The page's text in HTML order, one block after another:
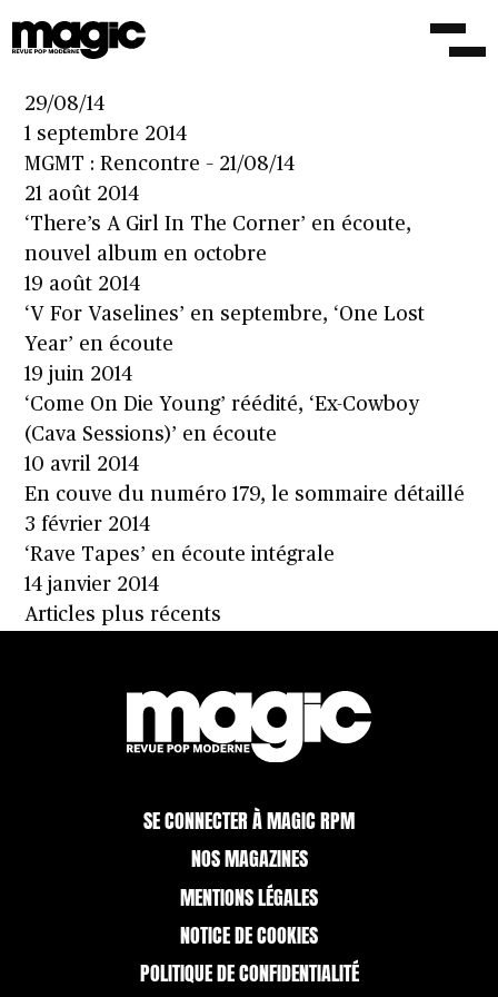
4 septembre 2014
29/08/14
1 septembre 2014
MGMT : Rencontre – 21/08/14
21 août 2014
‘There’s A Girl In The Corner’ en écoute,
nouvel album en octobre
19 août 2014
‘V For Vaselines’ en septembre, ‘One Lost
Year’ en écoute
19 juin 2014
‘Come On Die Young’ réédité, ‘Ex-Cowboy
(Cava Sessions)’ en écoute
10 avril 2014
En couve du numéro 179, le sommaire détaillé
3 février 2014
‘Rave Tapes’ en écoute intégrale
14 janvier 2014
Navigation
Articles plus récents
SE CONNECTER À MAGIC RPM
NOS MAGAZINES
MENTIONS LÉGALES
NOTICE DE COOKIES
POLITIQUE DE CONFIDENTIALITÉ